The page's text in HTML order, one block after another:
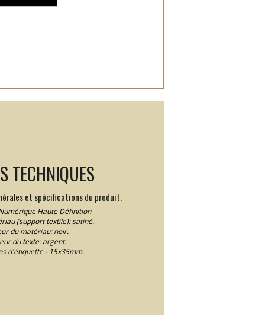
TECHNIQUES
et spécifications du produit.
Haute Définition
(support textile): satiné.
du matériau: noir.
du texte: argent.
d'étiquette - 15x35mm.